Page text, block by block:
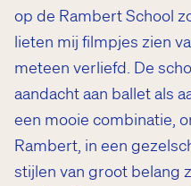
op de Rambert School
lieten mij filmpjes zien
meteen verliefd. De
aandacht aan ballet als
een mooie combinatie,
Rambert, in een
stijlen van groot belang